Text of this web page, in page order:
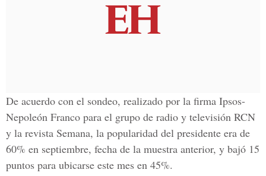
De acuerdo con el sondeo, realizado por la firma Ipsos-
Nepoleón Franco para el grupo de radio y televisión RCN
y la revista Semana, la popularidad del presidente era de
60% en septiembre, fecha de la muestra anterior, y bajó 15
puntos para ubicarse este mes en 45%.